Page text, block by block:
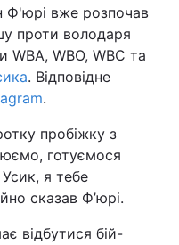
Світ
Ф'юрі вже розпочав
проти володаря
WBA, WBO, WBC та
. Відповідне
.
пробіжку з
готуємося
я тебе
сказав Ф’юрі.
відбутися бій-